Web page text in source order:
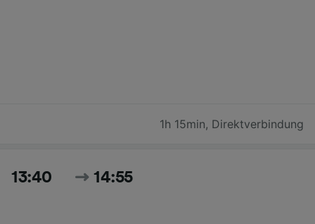
1h 15min, Direktverbindung
13:40 14:55